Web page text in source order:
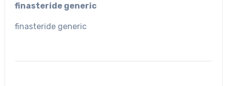
finasteride generic
finasteride generic